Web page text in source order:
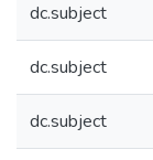
dc.subject
dc.subject
dc.subject